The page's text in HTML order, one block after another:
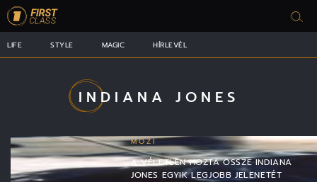
LIFE STYLE MAGIC HÍRLEVÉL
INDIANA JONES
MOZI
A VÉLETLEN HOZTA ÖSSZE INDIANA
JONES EGYIK LEGJOBB JELENETÉT